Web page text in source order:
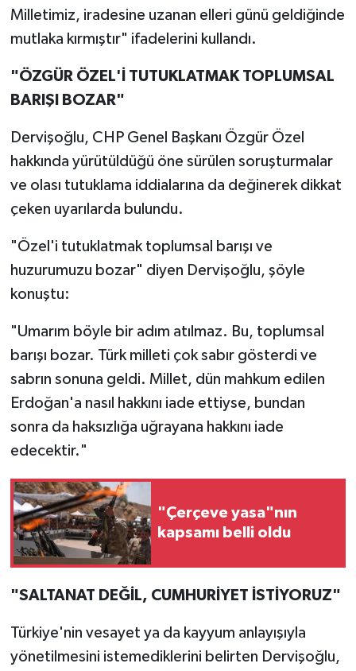
Milletimiz, iradesine uzanan elleri günü geldiğinde
mutlaka kırmıştır" ifadelerini kullandı.
"ÖZGÜR ÖZEL'İ TUTUKLATMAK TOPLUMSAL
BARIŞI BOZAR"
Dervişoğlu, CHP Genel Başkanı Özgür Özel
hakkında yürütüldüğü öne sürülen soruşturmalar
ve olası tutuklama iddialarına da değinerek dikkat
çeken uyarılarda bulundu.
"Özel'i tutuklatmak toplumsal barışı ve
huzurumuzu bozar" diyen Dervişoğlu, şöyle
konuştu:
"Umarım böyle bir adım atılmaz. Bu, toplumsal
barışı bozar. Türk milleti çok sabır gösterdi ve
sabrın sonuna geldi. Millet, dün mahkum edilen
Erdoğan'a nasıl hakkını iade ettiyse, bundan
sonra da haksızlığa uğrayana hakkını iade
edecektir."
"Çerçeve yasa"nın
kapsamı belli oldu
"SALTANAT DEĞİL, CUMHURİYET İSTİYORUZ"
Türkiye'nin vesayet ya da kayyum anlayışıyla
yönetilmesini istemediklerini belirten Dervişoğlu,